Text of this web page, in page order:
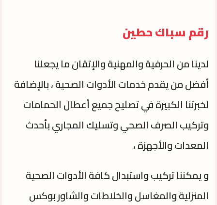
رقم سباك حطين
لدينا من الحرفية والمهنية والإتقان ما يجعلنا
أفضل من يقدم خدمات الأدوات الصحية ، بالإضافة
لخبرتنا الكبيرة في تصليح جميع أعطال الحمامات
وتركيب الصرف الصحي وتسليك المجاري بأحدث
المعدات والأجهزة ،
و يمكننا تركيب واستبدال كافة الأدوات الصحية
المنزلية والمغاسل والخلاطات والشاور بوكس